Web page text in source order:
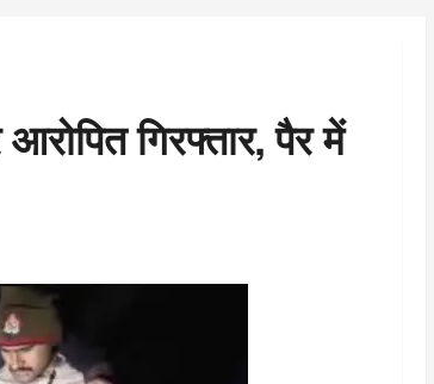
गिरफ्तार, पैर में